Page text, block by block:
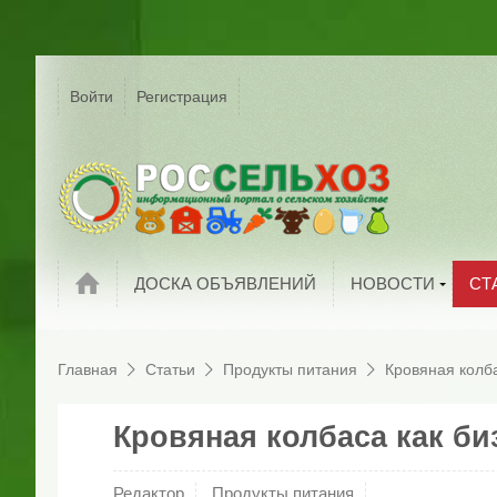
Войти Регистрация
Статьи
ДОСКА ОБЪЯВЛЕНИЙ НОВОСТИ
Мировые новости
Новости компаний
Обзоры рынков
Главная Статьи Продукты питания Кровяная
Кровяная колбаса как
Редактор Продукты питания